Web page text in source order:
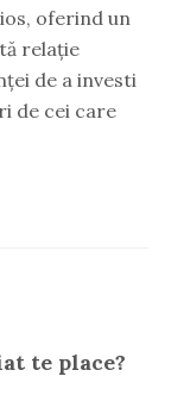
oferind un
relație
de a investi
de cei care
te place?